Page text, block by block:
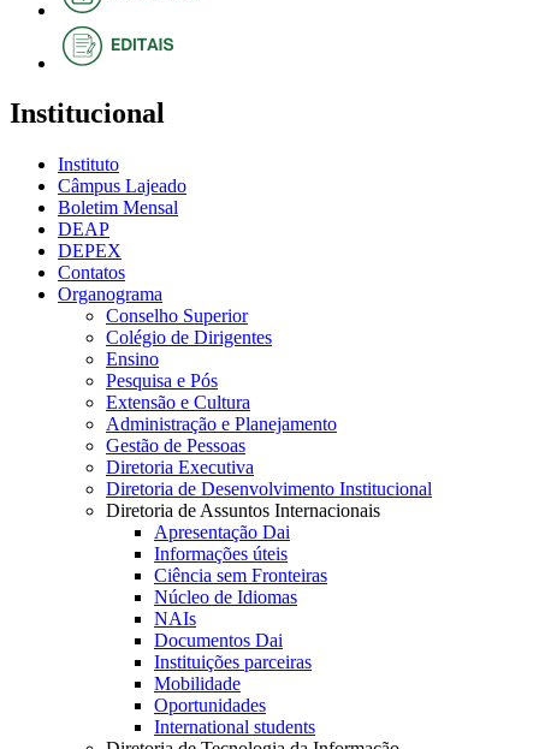
Institucional
Instituto
Câmpus Lajeado
Boletim Mensal
DEAP
DEPEX
Contatos
Organograma
Conselho Superior
Colégio de Dirigentes
Ensino
Pesquisa e Pós
Extensão e Cultura
Administração e Planejamento
Gestão de Pessoas
Diretoria Executiva
Diretoria de Desenvolvimento Institucional
Diretoria de Assuntos Internacionais
Apresentação Dai
Informações úteis
Ciência sem Fronteiras
Núcleo de Idiomas
NAIs
Documentos Dai
Instituições parceiras
Mobilidade
Oportunidades
International students